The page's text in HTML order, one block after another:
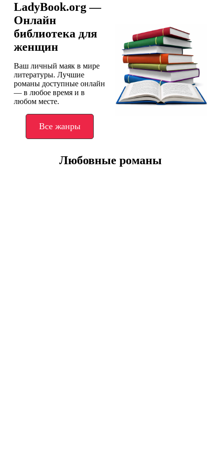
LadyBook.org —
Онлайн
библиотека для
женщин
Ваш личный маяк в мире
литературы. Лучшие
романы доступные онлайн
— в любое время и в
любом месте.
Все жанры
Любовные романы